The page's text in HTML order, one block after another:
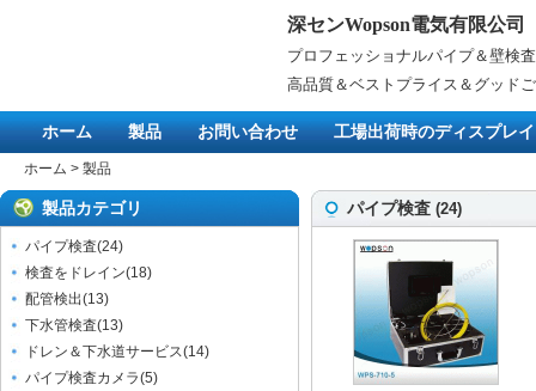
深センWopson電気有限公司
プロフェッショナルパイプ＆壁検
高品質＆ベストプライス＆グッド
ホーム 製品 お問い合わせ 工場出荷時のディスプレイ
ホーム > 製品
製品カテゴリ
パイプ検査(24)
検査をドレイン(18)
配管検出(13)
下水管検査(13)
ドレン＆下水道サービス(14)
パイプ検査カメラ(5)
パイプ検査 (24)